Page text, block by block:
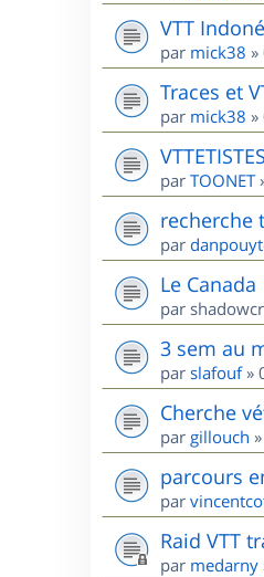
VTT
par mick38 »
Traces et
par mick38 »
par TOONET
recherche
par
Le Canada
par
3 sem au
par slafouf»
Cherche
par gillouch »
parcours
par
Raid VTT
par medarny